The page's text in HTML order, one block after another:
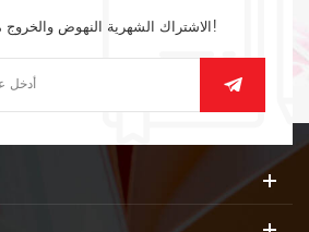
الاشتراك الشهرية النهوض والخروج منتج آخر الأخبار!